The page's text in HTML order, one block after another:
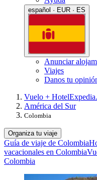
español · EUR · ES
Anunciar
Viajes
Danos tu
Vuelo + Hotel
América del Sur
Colombia
Organiza tu viaje
Guía de viaje de Colombia
vacacionales en Colombia
Colombia